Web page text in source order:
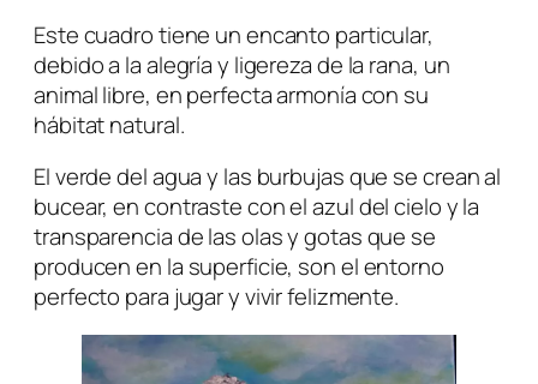
Este cuadro tiene un encanto particular,
debido a la alegría y ligereza de la rana, un
animal libre, en perfecta armonía con su
hábitat natural.
El verde del agua y las burbujas que se crean al
bucear, en contraste con el azul del cielo y la
transparencia de las olas y gotas que se
producen en la superficie, son el entorno
perfecto para jugar y vivir felizmente.